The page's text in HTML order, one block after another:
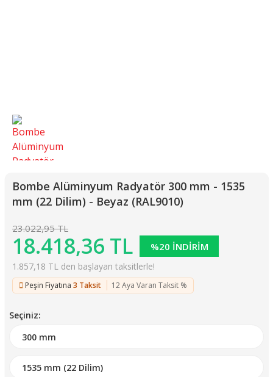
Bombe Alüminyum Radyatör 300 mm - 1535
mm (22 Dilim) - Beyaz (RAL9010)
23.022,95 TL
18.418,36 TL %20 İNDİRİM
1.857,18 TL den başlayan taksitlerle!
Peşin Fiyatına 3 Taksit 12 Aya Varan Taksit %
Seçiniz: